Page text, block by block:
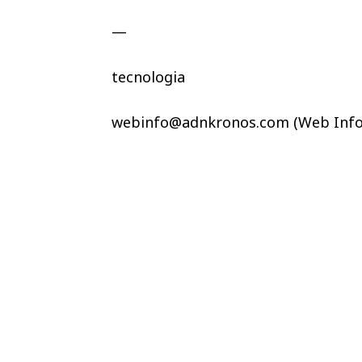
—
tecnologia
webinfo@adnkronos.com (Web